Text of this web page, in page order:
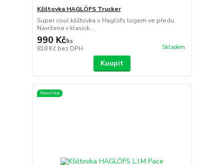
Kšiltovka HAGLÖFS Trucker
Super cool kšiltovka s Haglöfs logem ve předu.
Navržena v klasick...
990 Kč/ks
818 Kč bez DPH Skladem
Koupit
Novinka